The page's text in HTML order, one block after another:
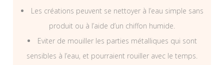
Les créations peuvent se nettoyer à l’eau simple sans
produit ou à l’aide d’un chiffon humide.
Eviter de mouiller les parties métalliques qui sont
sensibles à l’eau, et pourraient rouiller avec le temps.